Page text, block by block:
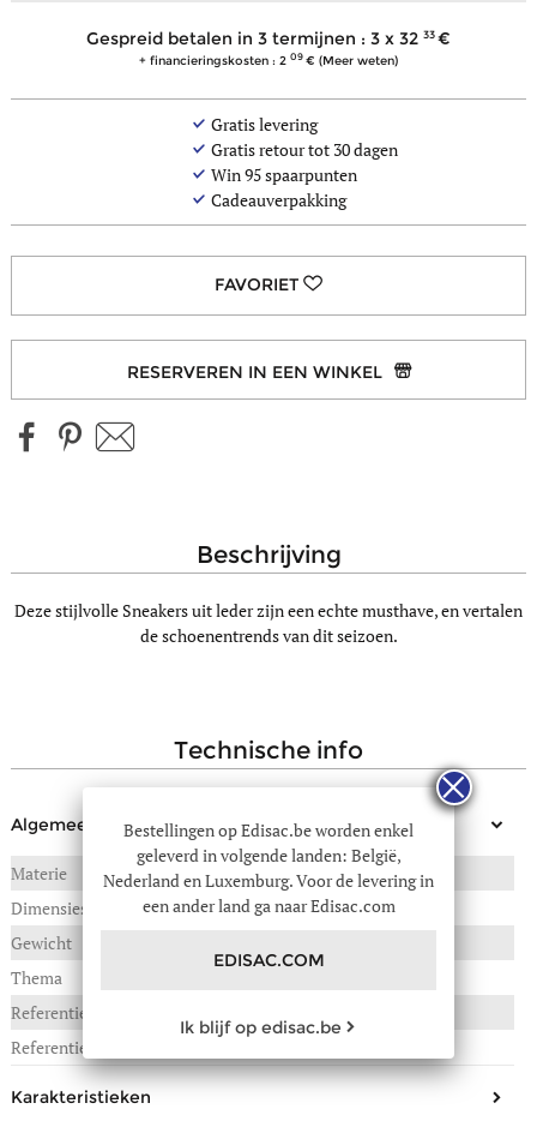
Gespreid betalen in 3 termijnen : 3 x 32 33
+ financieringskosten : 2 09 (Meer weten)
Gratis levering
Gratis retour tot 30 dagen
Win95spaarpunten
Cadeauverpakking
RESERVEREN IN EEN WINKEL
beschrijving
Deze stijlvolle Sneakers uit leder zijn een echte musthave, en vertalen
de schoenentrends van dit seizoen.
technische info
Algemeen
Materie
LEDER
Dimensies
Gewicht
Thema
Referentie :
Referentie fabrikant
Karakteristieken
Bestellingen op Edisac.be worden enkel
geleverd in volgende landen: België,
Nederland en Luxemburg. Voor de levering in
een ander land ga naar Edisac.com
EDISAC.COM
Ik blijf op edisac.be